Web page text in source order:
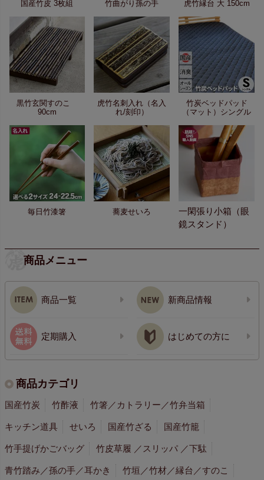
国産竹皮 3枚組 竹曲がり孫の手 虎竹縁台 大 150cm
黒竹玄関すのこ
90cm
虎竹名刺入れ（名入
れ/刻印）
竹炭ベッドパッド
（マット）シングル
毎日竹漆箸 蕎麦せいろ
一閑張り小箱（眼
鏡スタンド）
商品メニュー
商品一覧 新商品情報
定期購入 はじめての方に
商品カテゴリ
国産竹炭 竹酢液 竹箸／カトラリー／竹弁当箱
キッチン道具 せいろ 国産竹ざる 国産竹籠
竹手提げかごバッグ 竹皮草履 ／スリッパ ／下駄
青竹踏み／孫の手／耳かき 竹垣／竹材／縁台／すのこ